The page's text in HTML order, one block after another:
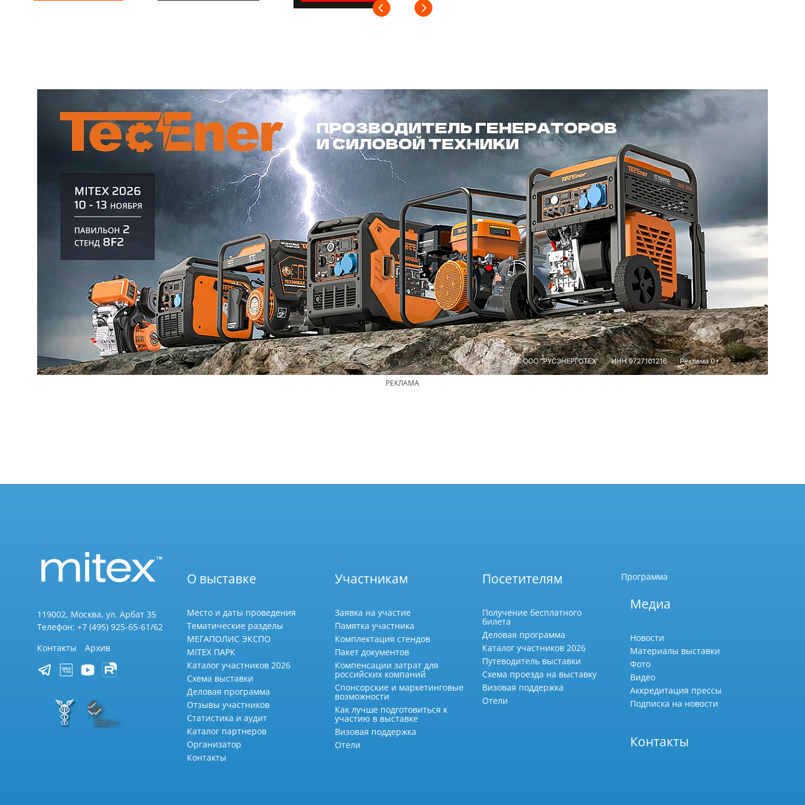
РЕКЛАМА
119002, Москва, ул. Арбат 35
Телефон: +7 (495) 925-65-61/62
Контакты
Архив
О выставке
Место и даты проведения
Тематические разделы
МЕГАПОЛИС ЭКСПО
MITEX ПАРК
Каталог участников 2026
Схема выставки
Деловая программа
Отзывы участников
Статистика и аудит
Каталог партнеров
Организатор
Контакты
Участникам
Заявка на участие
Памятка участника
Комплектация стендов
Пакет документов
Компенсации затрат для
российских компаний
Спонсорские и маркетинговые
возможности
Как лучше подготовиться к
участию в выставке
Визовая поддержка
Отели
Посетителям
Получение бесплатного
билета
Деловая программа
Каталог участников 2026
Путеводитель выставки
Схема проезда на выставку
Визовая поддержка
Отели
Программа
Медиа
Новости
Материалы выставки
Фото
Видео
Аккредитация прессы
Подписка на новости
Контакты